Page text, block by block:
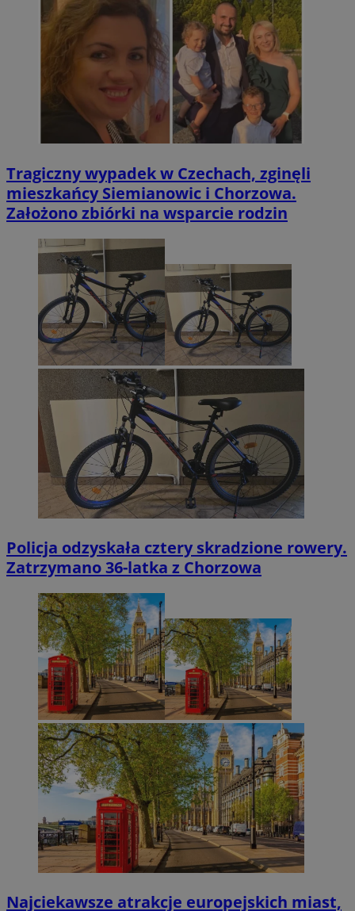
Tragiczny wypadek w Czechach, zginęli
mieszkańcy Siemianowic i Chorzowa.
Założono zbiórki na wsparcie rodzin
Policja odzyskała cztery skradzione rowery.
Zatrzymano 36-latka z Chorzowa
Najciekawsze atrakcje europejskich miast,